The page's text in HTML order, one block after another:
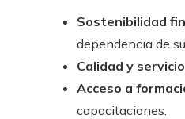
Sostenibilidad
dependencia de
Calidad y
Acceso a
capacitaciones.